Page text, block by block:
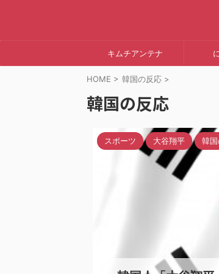
キムチアンテナ
HOME > 韓国の反応 >
韓国の反応
スポーツ 大谷翔平 韓